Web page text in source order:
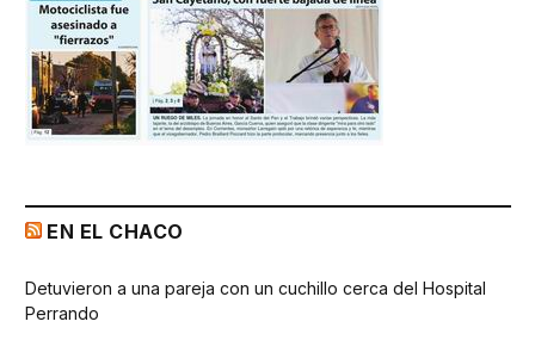
EN EL CHACO
Detuvieron a una pareja con un cuchillo cerca del Hospital
Perrando